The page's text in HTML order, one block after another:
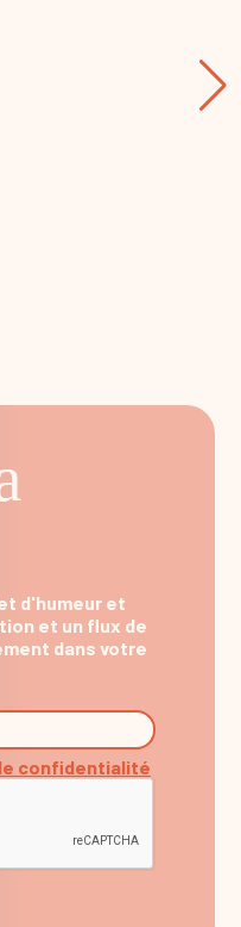
d'humeur et
et un flux de
dans votre
confidentialité